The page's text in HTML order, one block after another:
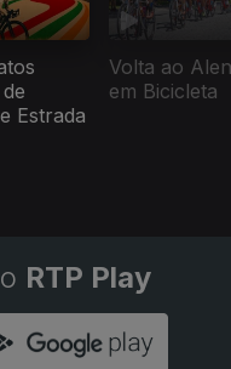
Estrada
Volta ao
em Bicicleta
RTP Play